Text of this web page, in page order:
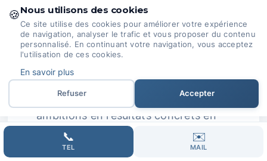
passionnés par le SEO.
Nous suivons en permanence les
évolutions du secteur pour adapter
nos stratégies.
Ensemble, nous transformons vos
ambitions en résultats concrets en
ligne.Collaboration et
Communication :
Nous croyons
📞
TEL
✉️
MAIL
🍪Nous utilisons des cookies
Ce site utilise des cookies pour améliorer votre expérience
de navigation, analyser le trafic et vous proposer du contenu
personnalisé. En continuant votre navigation, vous acceptez
l'utilisation de ces cookies.
En savoir plus
Refuser Accepter